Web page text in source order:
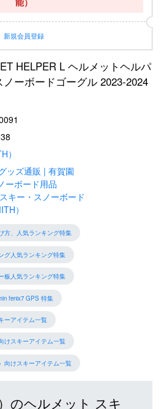
新規会員登録
HELPER L ヘルメットヘルパ
ーボードゴーグル 2023-2024
）
ッズ通販 | 有賀園
ーボード用品
キー・スノーボード
）
方、人気ランキング特集
グ人気ランキング特集
板人気ランキング特集
fenix7 GPS 特集
ーアイテム一覧
けスキーアイテム一覧
向けスキーアイテム一覧
のヘルメット スキ